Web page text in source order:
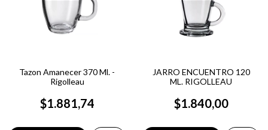
Tazon Amanecer 370 Ml. -
Rigolleau
$1.881,74
JARRO ENCUENTRO 120
ML. RIGOLLEAU
$1.840,00